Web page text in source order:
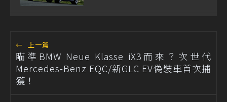
← 上一篇
瞄準BMW Neue Klasse iX3而來？次世代
Mercedes-Benz EQC/新GLC EV偽裝車首次捕
獲！